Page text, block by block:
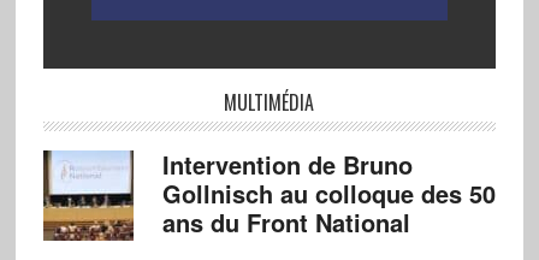
MULTIMÉDIA
Intervention de Bruno
Gollnisch au colloque des 50
ans du Front National